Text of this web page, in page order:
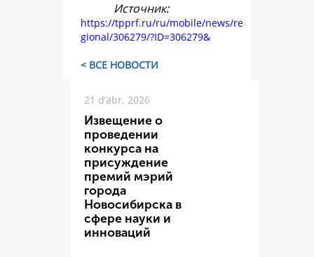
Источник:
https://tpprf.ru/ru/mobile/news/re
gional/306279/?ID=306279&
< ВСЕ НОВОСТИ
21 d’abr. 2026
Извещение о
проведении
конкурса на
присуждение
премий мэрий
города
Новосибирска в
сфере науки и
инноваций